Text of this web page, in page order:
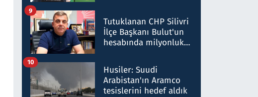
düşürüldüğü" iddiasını
yalanladı
Tutuklanan CHP Silivri
İlçe Başkanı Bulut'un
hesabında milyonluk
talimat verdi, ben
gönderdim
9
Husiler: Suudi
Arabistan'ın Aramco
tesislerini hedef aldık
10